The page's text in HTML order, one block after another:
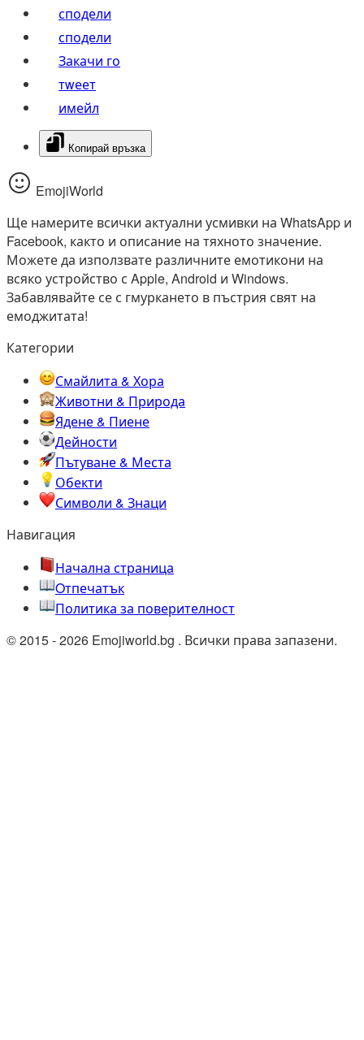
сподели
сподели
Закачи го
тwеет
имейл
Копирай връзка
EmojiWorld
Ще намерите всички актуални усмивки на WhatsApp и
Facebook, както и описание на тяхното значение.
Можете да използвате различните емотикони на
всяко устройство с Apple, Android и Windows.
Забавлявайте се с гмуркането в пъстрия свят на
емоджитата!
Категории
Смайлита & Хора
Животни & Природа
Ядене & Пиене
Дейности
Пътуване & Места
Обекти
Символи & Знаци
Навигация
Начална страница
Oтпечатък
Политика за поверителност
© 2015 - 2026 Emojiworld.bg . Всички права запазени.